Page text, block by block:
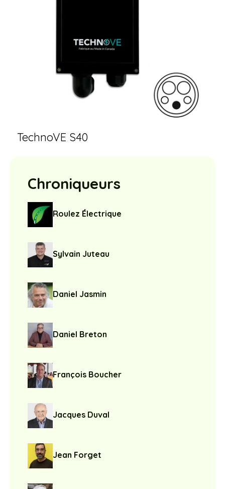
TechnoVE S40
Chroniqueurs
Roulez Électrique
Sylvain Juteau
Daniel Jasmin
Daniel Breton
François Boucher
Jacques Duval
Jean Forget